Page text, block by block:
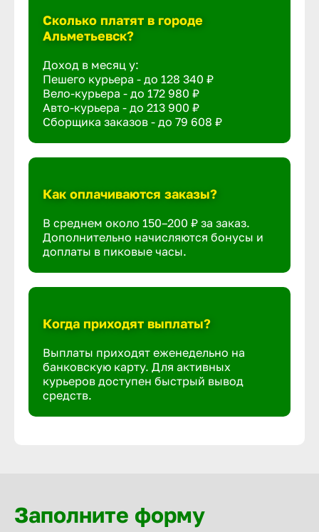
Сколько платят в городе
Альметьевск?
Доход в месяц у:
Пешего курьера - до 128 340 ₽
Вело-курьера - до 172 980 ₽
Авто-курьера - до 213 900 ₽
Сборщика заказов - до 79 608 ₽
Как оплачиваются заказы?
В среднем около 150–200 ₽ за заказ.
Дополнительно начисляются бонусы и
доплаты в пиковые часы.
Когда приходят выплаты?
Выплаты приходят еженедельно на
банковскую карту. Для активных
курьеров доступен быстрый вывод
средств.
Заполните форму